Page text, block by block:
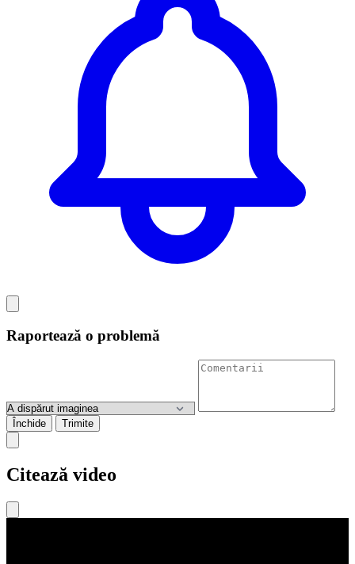
Raportează o problemă
Închide Trimite
Citează video